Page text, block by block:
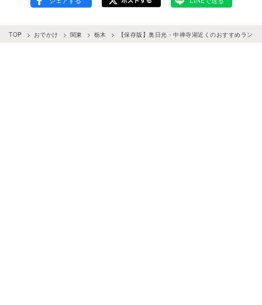
TOP おでかけ 関東 栃木 【保存版】奥日光・中禅寺湖近くのおすすめラン